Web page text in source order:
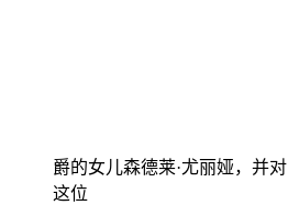
爵的女儿森德莱·尤丽娅，并对
这位